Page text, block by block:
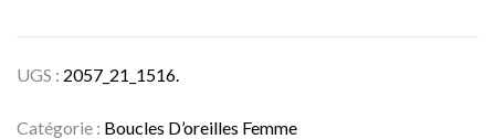
UGS : 2057_21_1516.
Catégorie : Boucles D’oreilles Femme